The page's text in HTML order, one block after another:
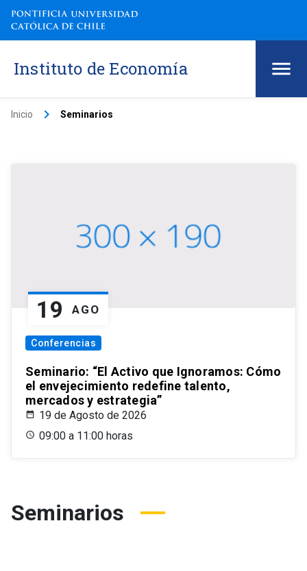
Instituto de Economía
Inicio keyboard_arrow_right Seminarios
19 AGO
Conferencias
Seminario: “El Activo que Ignoramos: Cómo
el envejecimiento redefine talento,
mercados y estrategia”
19 de Agosto de 2026
09:00 a 11:00 horas
Seminarios